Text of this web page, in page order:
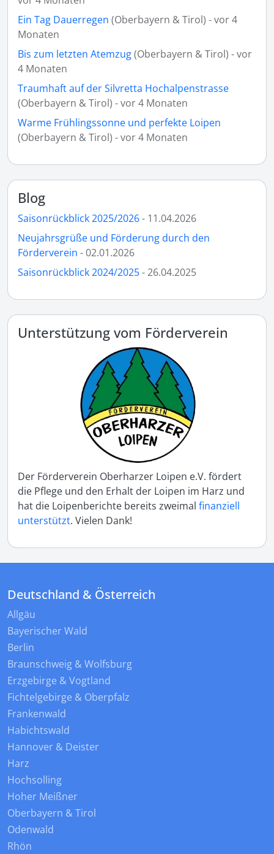
Ein Tag Dauerregen (Oberbayern & Tirol) - vor 4
Monaten
Bis zum letzten Atemzug(Oberbayern & Tirol) - vor
4 Monaten
Traumhaft auf der Silvretta Hochalpenstrasse
(Oberbayern & Tirol) - vor 4 Monaten
Warme Frühlingssonne und perfekte Loipen
(Oberbayern & Tirol) - vor 4 Monaten
Blog
Saisonrückblick 2025/2026- 11.04.2026
Neujahrsgrüße und Förderung durch den
Förderverein - 02.01.2026
Saisonrückblick 2024/2025- 26.04.2025
Unterstützung vom Förderverein
Der Förderverein Oberharzer Loipen e.V. fördert
die Pflege und den Erhalt der Loipen im Harz und
hat die Loipenberichte bereits zweimal finanziell
unterstützt. Vielen Dank!
Deutschland & Österreich
Allgäu
Bayerischer Wald
Berlin
Braunschweig & Wolfsburg
Erzgebirge & Vogtland
Fichtelgebirge & Oberpfalz
Frankenwald
Habichtswald
Hannover & Deister
Harz
Hochsolling
Hoher Meißner
Oberbayern & Tirol
Odenwald
Rhön